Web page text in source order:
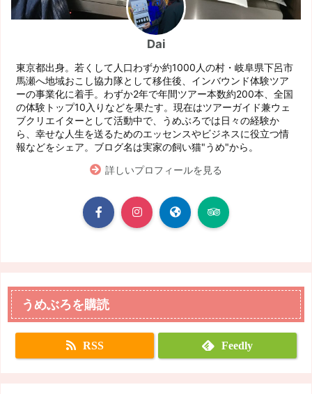
Dai
東京都出身。若くして人口わずか約1000人の村・岐阜県下呂市
馬瀬へ地域おこし協力隊として移住後、インバウンド体験ツア
ーの事業化に着手。わずか2年で年間ツアー本数約200本、全国
の体験トップ10入りなどを果たす。現在はツアーガイド兼ウェ
ブクリエイターとして活動中で、うめぶろでは日々の経験か
ら、幸せな人生を送るためのエッセンスやビジネスに役立つ情
報などをシェア。ブログ名は実家の飼い猫"うめ"から。
詳しいプロフィールを見る
うめぶろを購読
RSS Feedly